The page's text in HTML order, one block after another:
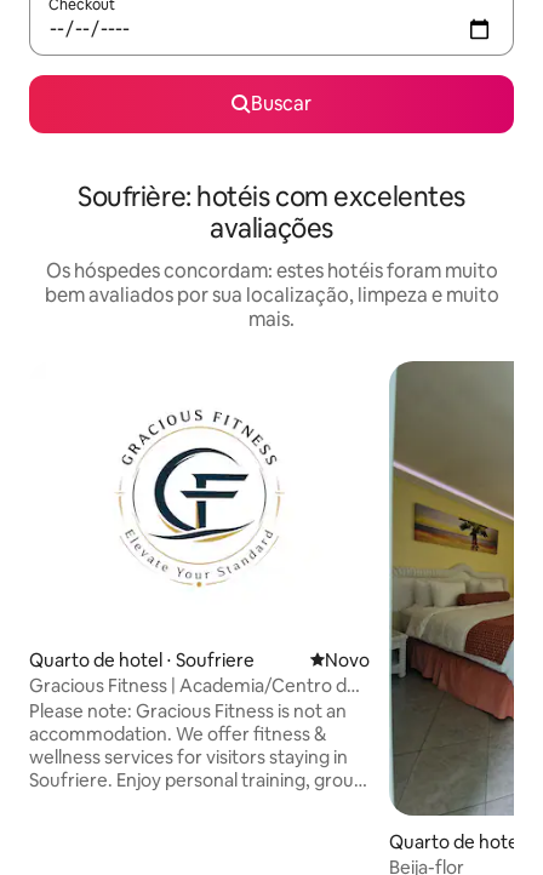
Checkout
Buscar
Soufrière: hotéis com excelentes
avaliações
Os hóspedes concordam: estes hotéis foram muito
bem avaliados por sua localização, limpeza e muito
mais.
Quarto de hotel ⋅ Soufriere Novo lugar para ficar
Novo
Gracious Fitness | Academia/Centro de
fitness - Soufriere
Please note: Gracious Fitness is not an
accommodation. We offer fitness &
wellness services for visitors staying in
Soufriere. Enjoy personal training, group
Quarto de hotel ⋅
Beija-flor